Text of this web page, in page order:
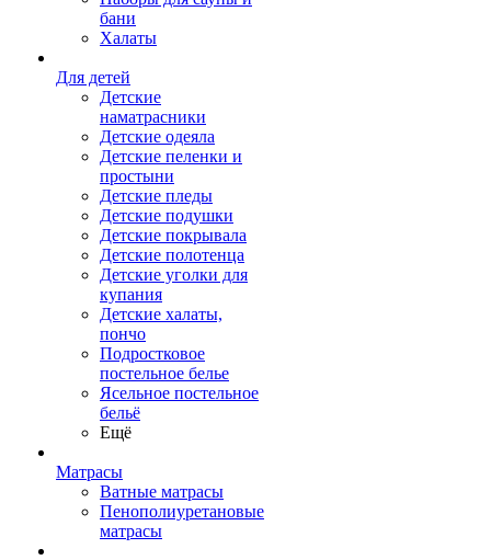
бани
Халаты
Для детей
Детские
наматрасники
Детские одеяла
Детские пеленки и
простыни
Детские пледы
Детские подушки
Детские покрывала
Детские полотенца
Детские уголки для
купания
Детские халаты,
пончо
Подростковое
постельное белье
Ясельное постельное
бельё
Ещё
Матрасы
Ватные матрасы
Пенополиуретановые
матрасы